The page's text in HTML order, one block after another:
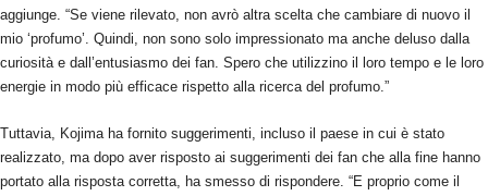
aggiunge. “Se viene rilevato, non avrò altra scelta che cambiare di nuovo il
mio ‘profumo’. Quindi, non sono solo impressionato ma anche deluso dalla
curiosità e dall’entusiasmo dei fan. Spero che utilizzino il loro tempo e le loro
energie in modo più efficace rispetto alla ricerca del profumo.”
Tuttavia, Kojima ha fornito suggerimenti, incluso il paese in cui è stato
realizzato, ma dopo aver risposto ai suggerimenti dei fan che alla fine hanno
portato alla risposta corretta, ha smesso di rispondere. “E proprio come il